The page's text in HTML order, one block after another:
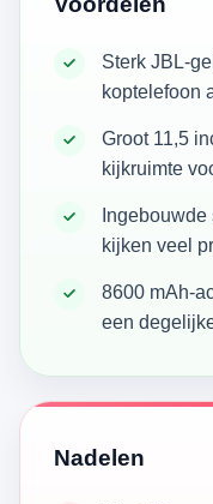
Sterk JBL-
koptelefoon
Groot 11,5
kijkruimte
kijken veel
8600 mAh-
een
Nadelen